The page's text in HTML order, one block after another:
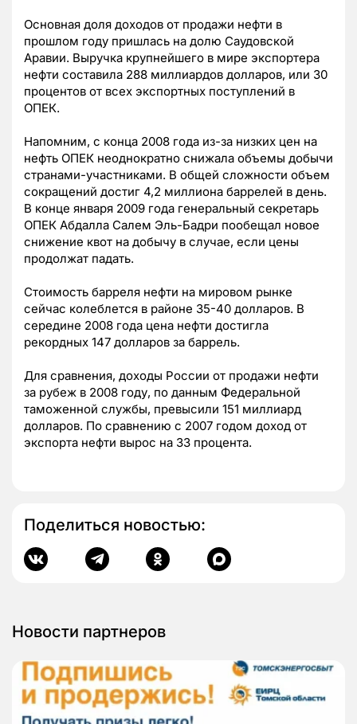
Основная доля доходов от продажи нефти в
прошлом году пришлась на долю Саудовской
Аравии. Выручка крупнейшего в мире экспортера
нефти составила 288 миллиардов долларов, или 30
процентов от всех экспортных поступлений в
ОПЕК.
Напомним, с конца 2008 года из-за низких цен на
нефть ОПЕК неоднократно снижала объемы добычи
странами-участниками. В общей сложности объем
сокращений достиг 4,2 миллиона баррелей в день.
В конце января 2009 года генеральный секретарь
ОПЕК Абдалла Салем Эль-Бадри пообещал новое
снижение квот на добычу в случае, если цены
продолжат падать.
Стоимость барреля нефти на мировом рынке
сейчас колеблется в районе 35-40 долларов. В
середине 2008 года цена нефти достигла
рекордных 147 долларов за баррель.
Для сравнения, доходы России от продажи нефти
за рубеж в 2008 году, по данным Федеральной
таможенной службы, превысили 151 миллиард
долларов. По сравнению с 2007 годом доход от
экспорта нефти вырос на 33 процента.
Поделиться новостью:
Новости партнеров